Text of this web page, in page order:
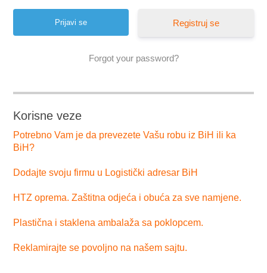
Registruj se
Forgot your password?
Korisne veze
Potrebno Vam je da prevezete Vašu robu iz BiH ili ka
BiH?
Dodajte svoju firmu u Logistički adresar BiH
HTZ oprema. Zaštitna odjeća i obuća za sve namjene.
Plastična i staklena ambalaža sa poklopcem.
Reklamirajte se povoljno na našem sajtu.